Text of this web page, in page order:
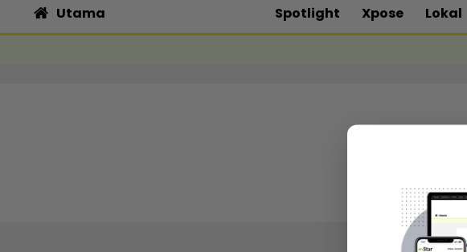
Utama Spotlight Xpose Lokal